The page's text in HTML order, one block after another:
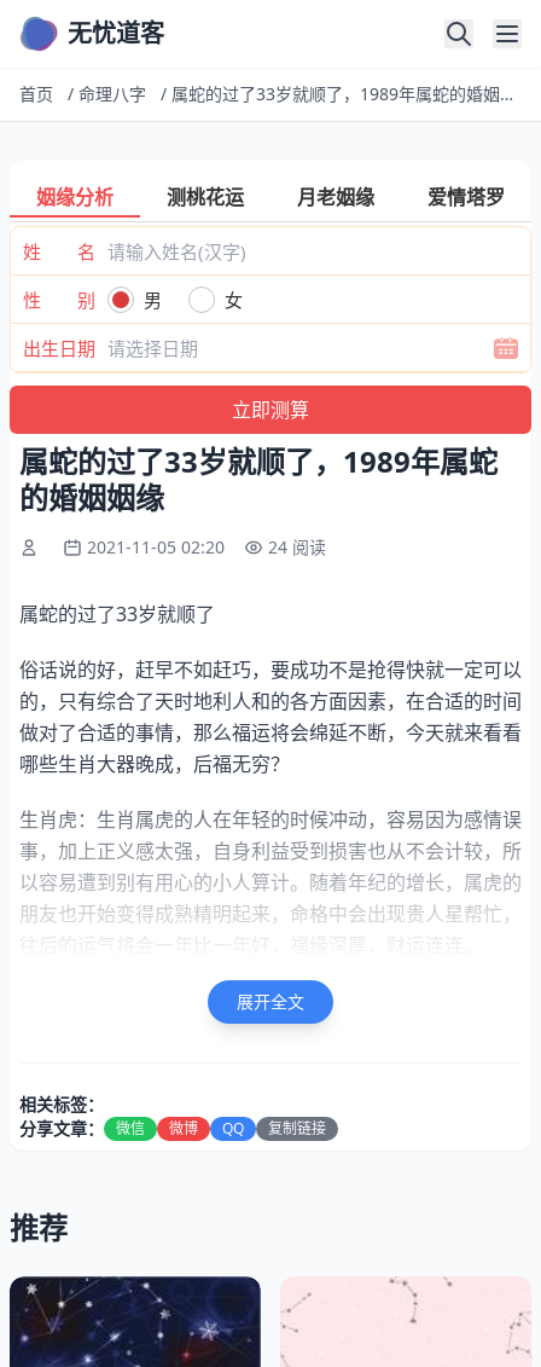
无忧道客
首页 / 命理八字 / 属蛇的过了33岁就顺了，1989年属蛇的婚姻姻缘
姻缘分析 测桃花运 月老姻缘 爱情塔罗
姓 名
性 别
男
女
出生日期
属蛇的过了33岁就顺了，1989年属蛇
的婚姻姻缘
2021-11-05 02:20 24 阅读
属蛇的过了33岁就顺了
俗话说的好，赶早不如赶巧，要成功不是抢得快就一定可以
的，只有综合了天时地利人和的各方面因素，在合适的时间
做对了合适的事情，那么福运将会绵延不断，今天就来看看
哪些生肖大器晚成，后福无穷？
生肖虎：生肖属虎的人在年轻的时候冲动，容易因为感情误
事，加上正义感太强，自身利益受到损害也从不会计较，所
以容易遭到别有用心的小人算计。随着年纪的增长，属虎的
朋友也开始变得成熟精明起来，命格中会出现贵人星帮忙，
往后的运气将会一年比一年好，福缘深厚，财运连连。
生肖猪：属猪的人，多数福禄不缺，从小衣食无忧，但多数
会养成花销无度的性格。为人比较情绪化，对事物的热情只
也难留住财。而中年后属猪人可实现自己大器晚成的人生目
标，个性沉稳，追求现实，不再天马行空，稳健之中聚财顺
展开全文
相关标签：
分享文章：
微信 微博 QQ 复制链接
推荐